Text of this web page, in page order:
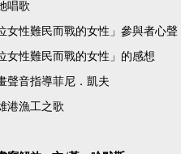
唱歌
女性難民而戰的女性」參與者心聲
女性難民而戰的女性」的感想
聲音指導菲尼．凱夫
港漁工之歌